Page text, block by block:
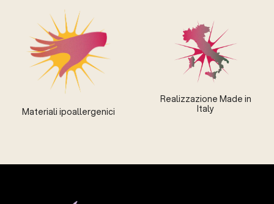
Materiali ipoallergenici
Realizzazione Made in
Italy